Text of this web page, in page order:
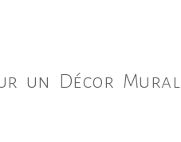
un Décor Mural